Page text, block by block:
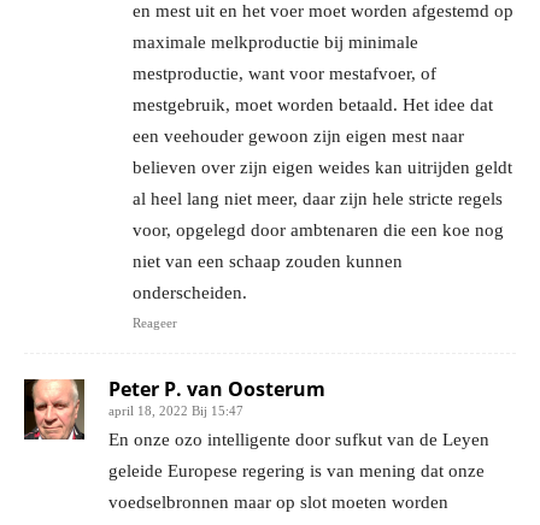
en mest uit en het voer moet worden afgestemd op
maximale melkproductie bij minimale
mestproductie, want voor mestafvoer, of
mestgebruik, moet worden betaald. Het idee dat
een veehouder gewoon zijn eigen mest naar
believen over zijn eigen weides kan uitrijden geldt
al heel lang niet meer, daar zijn hele stricte regels
voor, opgelegd door ambtenaren die een koe nog
niet van een schaap zouden kunnen
onderscheiden.
Reageer
Peter P. van Oosterum
april 18, 2022 Bij 15:47
En onze ozo intelligente door sufkut van de Leyen
geleide Europese regering is van mening dat onze
voedselbronnen maar op slot moeten worden